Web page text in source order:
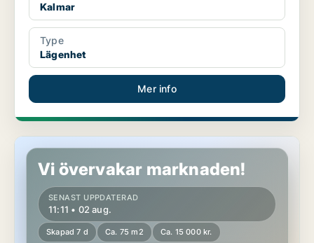
Kalmar
Type
Lägenhet
Mer info
Lägenhet i Kalmar
Vi övervakar marknaden!
SENAST UPPDATERAD
11:11 • 02 aug.
Skapad 7 d Ca. 75 m2 Ca. 15 000 kr.